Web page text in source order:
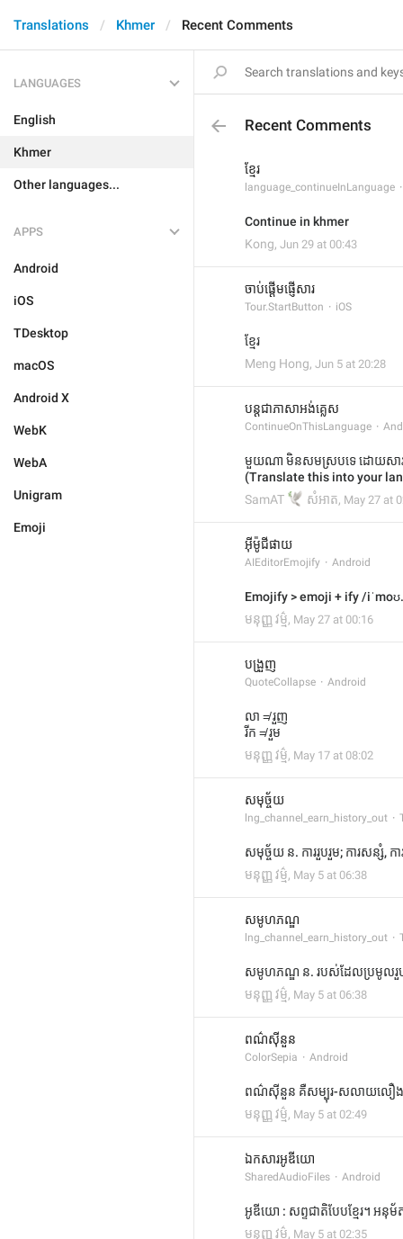
Translations Khmer Recent Comments
LANGUAGES
English
Khmer
Other languages...
APPS
Android
iOS
TDesktop
macOS
Android X
WebK
WebA
Unigram
Emoji
Recent Comments
ខ្មែរ
language_continueInLanguage
Continue in khmer
Kong, Jun 29 at 00:43
ចាប់ផ្ដើមផ្ញើសារ
Tour.StartButton iOS
ខ្មែរ​
Meng Hong, Jun 5 at 20:28
បន្តជាភាសាអង់គ្លេស
ContinueOnThisLanguage
មួយណា មិនសមស្របទេ ដោយសារឃ្ល
(Translate this into your
SamAT
🕊️
សំអាត, May 27 at
អ៊ីម៉ូជីផាយ
AIEditorEmojify Android
Emojify > emoji + ify /
មនុញ្ញ វម្ម៌, May 27 at 00:16
បង្រួញ
QuoteCollapse Android
លា ≠ រួញ
រីក ≠ រួម
មនុញ្ញ វម្ម៌, May 17 at 08:02
សមុច្ច័យ
lng_channel_earn_history_out
សមុច្ច័យ ន. ការរួបរួម; ការសន្សំ,
មនុញ្ញ វម្ម៌, May 5 at 06:38
សមូហភណ្ឌ
lng_channel_earn_history_out
សមូហភណ្ឌ ន. របស់ដែលប្រមូលរួ
មនុញ្ញ វម្ម៌, May 5 at 06:38
ពណ៌សុីនួន
ColorSepia Android
ពណ៌សុីនួន គឺសម្បុរ-សលាយលឿងខ្
មនុញ្ញ វម្ម៌, May 5 at 02:49
ឯកសារអូឌីយោ
SharedAudioFiles Android
អូឌីយោ : សព្ទជាតិបែបខ្មែរ។ អ
មនុញ្ញ វម្ម៌, May 5 at 02:35